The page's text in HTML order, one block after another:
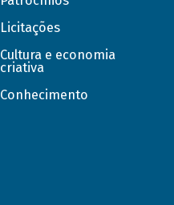
Licitações
Cultura e economia
criativa
Conhecimento